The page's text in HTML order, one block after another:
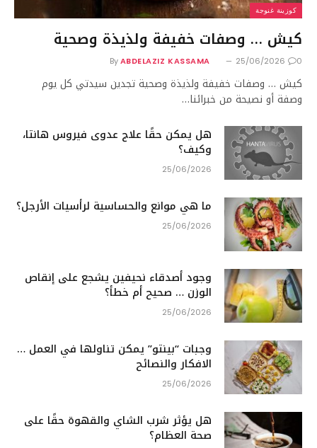
كوزينة غنوجة
كيش … وصفات خفيفة ولذيذة وصحية
By ABDELAZIZ KASSAMA 25/06/2026 0
كيش … وصفات خفيفة ولذيذة وصحية تجدين سيدتي كل يوم
وصفة أو نصيحة من خبرائنا…
هل يمكن حقًا علاج عدوى فيروس هانتا،
وكيف؟
25/06/2026
ما هي موانع والحساسية لرأسيات الأرجل؟
25/06/2026
وجود أصدقاء نحيفين يشجع على إنقاص
الوزن … صحيح أم خطأ؟
25/06/2026
وجبات “بينتو” يمكن تناولها في العمل …
الافكار والنصائح
25/06/2026
هل يؤثر شرب الشاي والقهوة حقًا على
صحة العظام؟